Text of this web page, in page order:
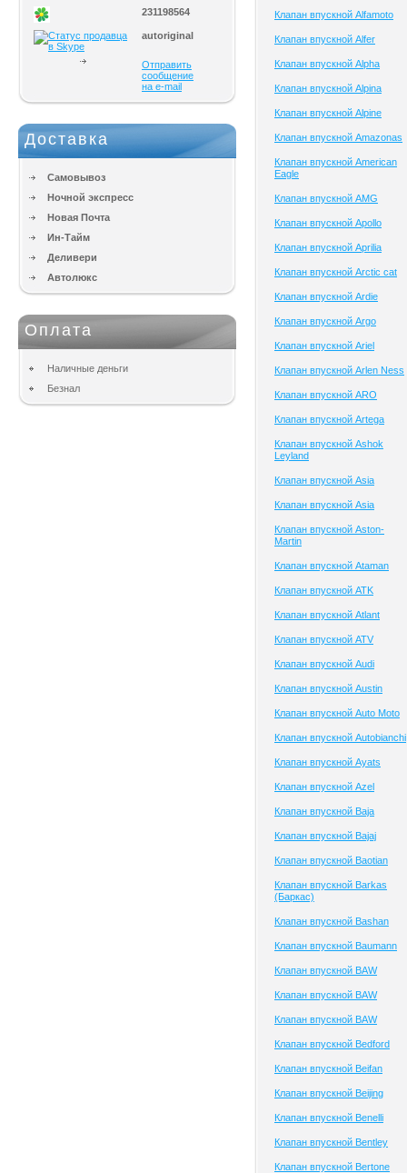
231198564
autoriginal
Отправить
сообщение
на e-mail
Доставка
Самовывоз
Ночной экспресс
Новая Почта
Ин-Тайм
Деливери
Автолюкс
Оплата
Наличные деньги
Безнал
Клапан впускной Alfamoto
Клапан впускной Alfer
Клапан впускной Alpha
Клапан впускной Alpina
Клапан впускной Alpine
Клапан впускной Amazonas
Клапан впускной American
Eagle
Клапан впускной AMG
Клапан впускной Apollo
Клапан впускной Aprilia
Клапан впускной Arctic cat
Клапан впускной Ardie
Клапан впускной Argo
Клапан впускной Ariel
Клапан впускной Arlen Ness
Клапан впускной ARO
Клапан впускной Artega
Клапан впускной Ashok
Leyland
Клапан впускной Asia
Клапан впускной Asia
Клапан впускной Aston-
Martin
Клапан впускной Ataman
Клапан впускной ATK
Клапан впускной Atlant
Клапан впускной ATV
Клапан впускной Audi
Клапан впускной Austin
Клапан впускной Auto Moto
Клапан впускной Autobianchi
Клапан впускной Ayats
Клапан впускной Azel
Клапан впускной Baja
Клапан впускной Bajaj
Клапан впускной Baotian
Клапан впускной Barkas
(Баркас)
Клапан впускной Bashan
Клапан впускной Baumann
Клапан впускной BAW
Клапан впускной BAW
Клапан впускной BAW
Клапан впускной Bedford
Клапан впускной Beifan
Клапан впускной Beijing
Клапан впускной Benelli
Клапан впускной Bentley
Клапан впускной Bertone